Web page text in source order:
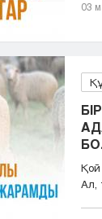
03
Қой
Ал,